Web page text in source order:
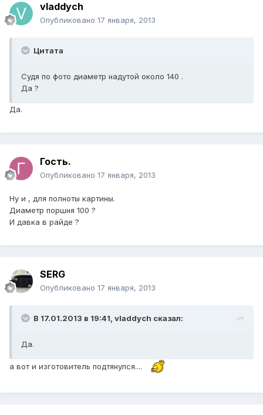
vladdych
Опубликовано 17 января, 2013
Цитата
Судя по фото диаметр надутой около 140 .
Да ?
Да.
Гость.
Опубликовано 17 января, 2013
Ну и , для полноты картины.
Диаметр поршня 100 ?
И давка в райде ?
SERG
Опубликовано 17 января, 2013
В 17.01.2013 в 19:41, vladdych сказал:
Да.
а вот и изготовитель подтянулся....